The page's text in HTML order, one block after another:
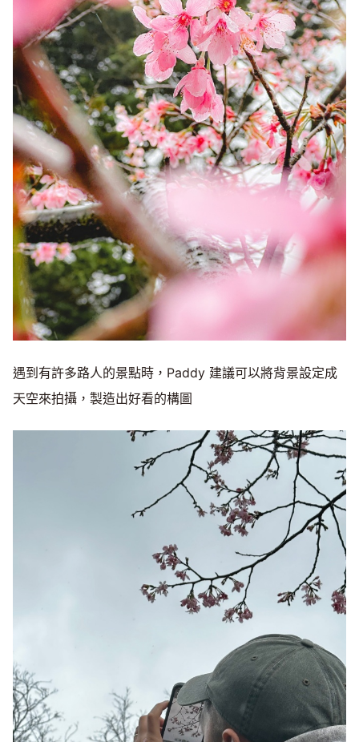
遇到有許多路人的景點時，Paddy 建議可以將背景設定成
天空來拍攝，製造出好看的構圖